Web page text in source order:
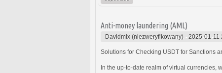
Anti-money laundering (AML)
Davidmix (niezweryfikowany) - 2025-01-11
Solutions for Checking USDT for Sanctions
In the up-to-date realm of virtual currencies,